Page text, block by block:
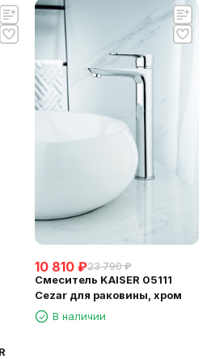
10 810 ₽23 790 ₽
Смеситель KAISER 05111
Cezar для раковины, хром
В наличии